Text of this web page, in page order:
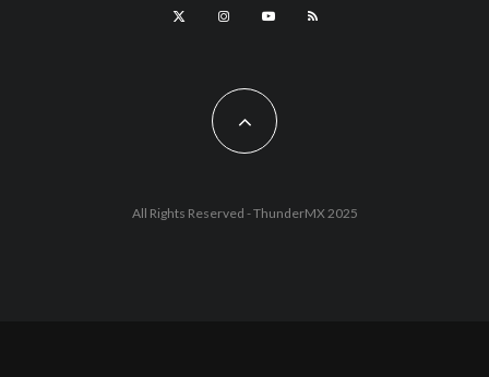
All Rights Reserved - ThunderMX 2025